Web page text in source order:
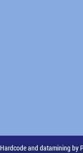
Hardcode and datamining by